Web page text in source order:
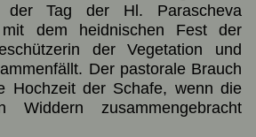
Tag der Hl. Parascheva
dem heidnischen Fest der
der Vegetation und
Der pastorale Brauch
Hochzeit der Schafe, wenn die
zusammengebracht